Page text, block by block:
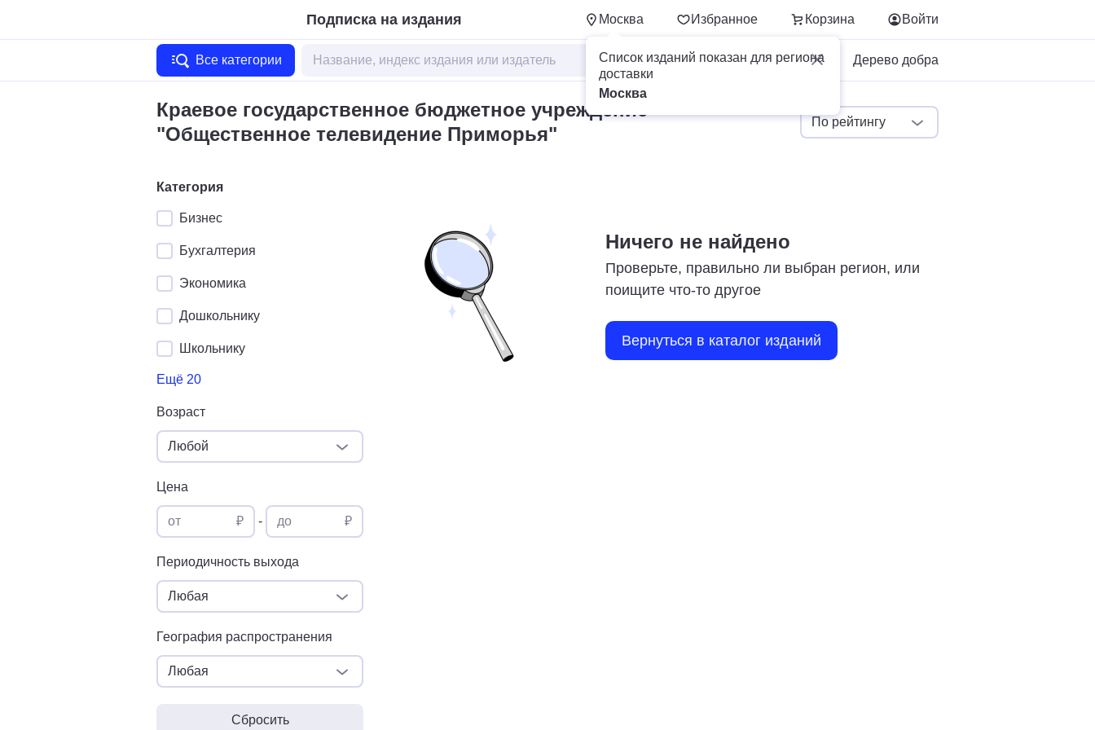
Подписка на издания Москва Избранное Корзина
Список изданий показан для региона
доставки
Москва
Войти
Все категории Для бизнеса Дерево добра
Краевое государственное бюджетное учреждение
"Общественное телевидение Приморья"
По рейтингу
Категория
Бизнес
Бухгалтерия
Экономика
Дошкольнику
Школьнику
Ещё 20
Возраст
Любой
Цена
от ₽ - до ₽
Периодичность выхода
Любая
География распространения
Любая
Сбросить
Ничего не найдено
Проверьте, правильно ли выбран регион, или
поищите что-то другое
Вернуться в каталог изданий